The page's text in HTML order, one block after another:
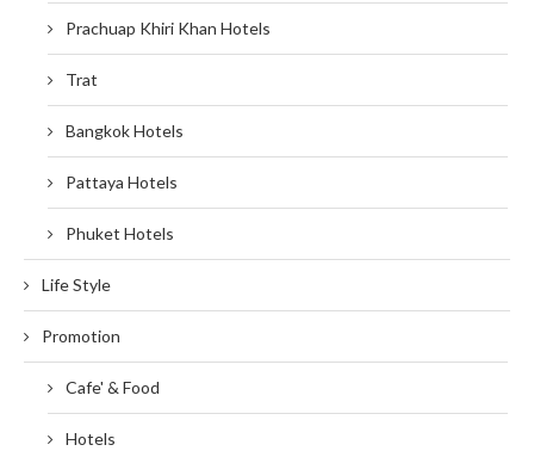
Prachuap Khiri Khan Hotels
Trat
Bangkok Hotels
Pattaya Hotels
Phuket Hotels
Life Style
Promotion
Cafe' & Food
Hotels